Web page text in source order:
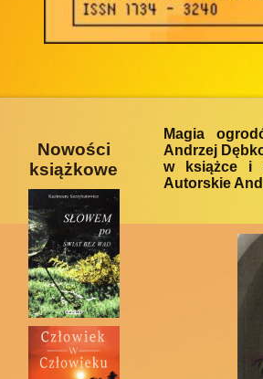
Nowości
książkowe
Magia
Andrzej
w książce i
Autorskie